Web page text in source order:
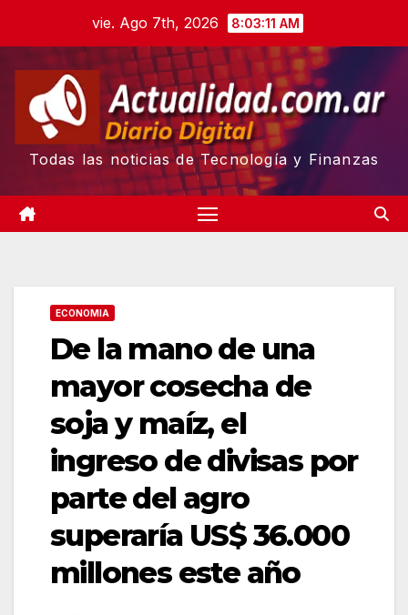
content
vie. Ago 7th, 2026 8:03:12 AM
Todas las noticias de Tecnología y Finanzas
ECONOMIA
De la mano de una
mayor cosecha de
soja y maíz, el
ingreso de divisas por
parte del agro
superaría US$ 36.000
millones este año